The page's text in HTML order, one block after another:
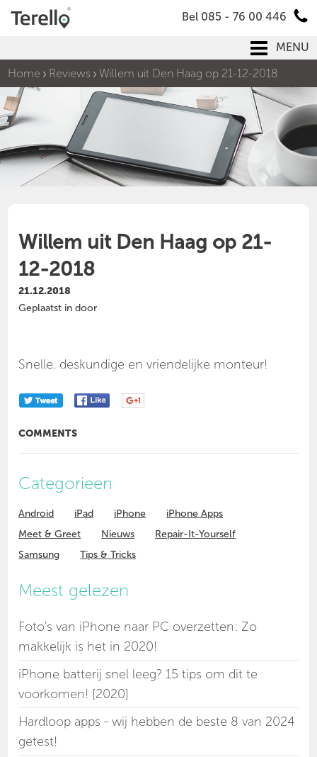
Bel 085 - 76 00 446
MENU
Home
Reviews Willem uit Den Haag op 21-12-2018
Willem uit Den Haag op 21-
12-2018
21.12.2018
Geplaatst in door
Snelle. deskundige en vriendelijke monteur!
COMMENTS
Categorieen
Android iPad iPhone
iPhone Apps
Meet & Greet
Nieuws
Repair-It-Yourself
Samsung
Tips & Tricks
Meest gelezen
Foto's van iPhone naar PC overzetten: Zo
makkelijk is het in 2020!
iPhone batterij snel leeg? 15 tips om dit te
voorkomen! [2020]
Hardloop apps - wij hebben de beste 8 van 2024
getest!